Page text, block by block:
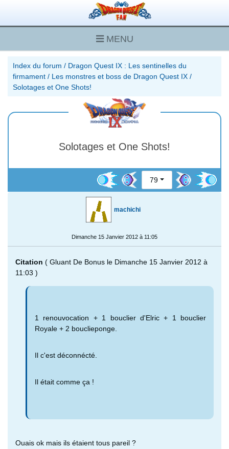
MENU
Index du forum / Dragon Quest IX : Les sentinelles du
firmament / Les monstres et boss de Dragon Quest IX /
Solotages et One Shots!
Solotages et One Shots!
79
machichi
Dimanche 15 Janvier 2012 à 11:05
Citation ( Gluant De Bonus le Dimanche 15 Janvier 2012 à
11:03 )
1 renouvocation + 1 bouclier d'Elric + 1 bouclier
Royale + 2 bouclieponge.
Il c'est déconnécté.
Il était comme ça !
Ouais ok mais ils étaient tous pareil ?